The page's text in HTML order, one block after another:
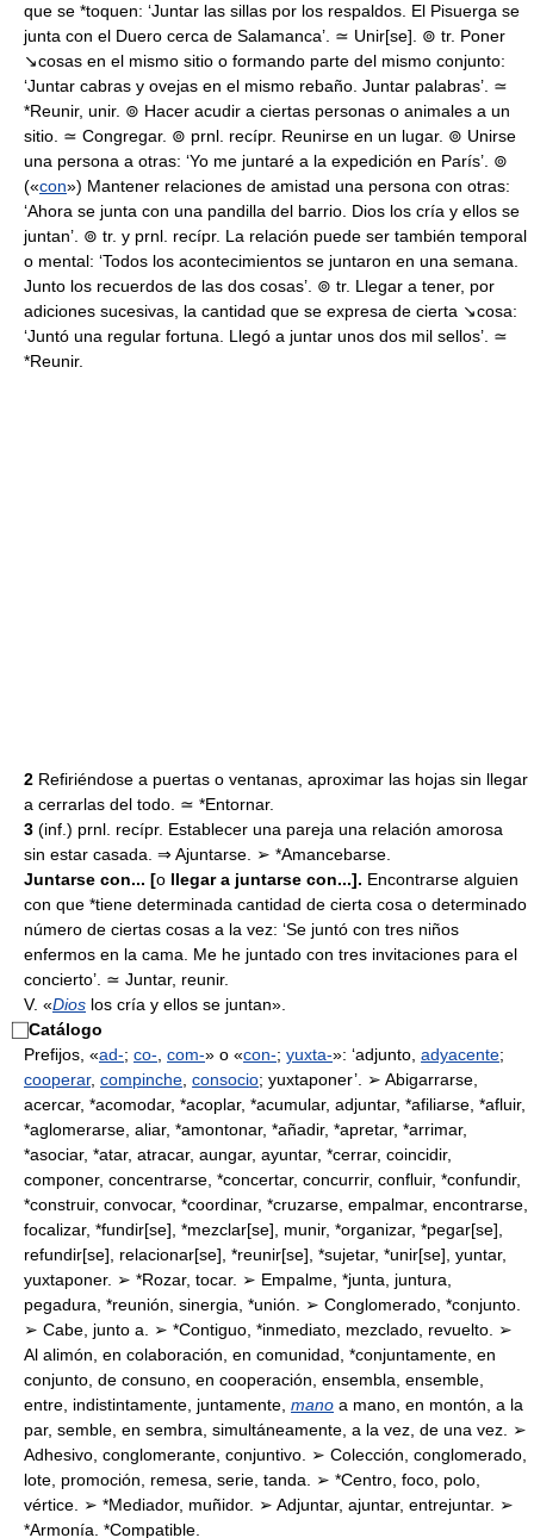
que se *toquen: ‘Juntar las sillas por los respaldos. El Pisuerga se
junta con el Duero cerca de Salamanca’. ≃ Unir[se]. ⊚ tr. Poner
↘cosas en el mismo sitio o formando parte del mismo conjunto:
‘Juntar cabras y ovejas en el mismo rebaño. Juntar palabras’. ≃
*Reunir, unir. ⊚ Hacer acudir a ciertas personas o animales a un
sitio. ≃ Congregar. ⊚ prnl. recípr. Reunirse en un lugar. ⊚ Unirse
una persona a otras: ‘Yo me juntaré a la expedición en París’. ⊚
(«con») Mantener relaciones de amistad una persona con otras:
‘Ahora se junta con una pandilla del barrio. Dios los cría y ellos se
juntan’. ⊚ tr. y prnl. recípr. La relación puede ser también temporal
o mental: ‘Todos los acontecimientos se juntaron en una semana.
Junto los recuerdos de las dos cosas’. ⊚ tr. Llegar a tener, por
adiciones sucesivas, la cantidad que se expresa de cierta ↘cosa:
‘Juntó una regular fortuna. Llegó a juntar unos dos mil sellos’. ≃
*Reunir.
2 Refiriéndose a puertas o ventanas, aproximar las hojas sin llegar
a cerrarlas del todo. ≃ *Entornar.
3 (inf.) prnl. recípr. Establecer una pareja una relación amorosa
sin estar casada. ⇒ Ajuntarse. ➢ *Amancebarse.
Juntarse con... [o llegar a juntarse con...]. Encontrarse alguien
con que *tiene determinada cantidad de cierta cosa o determinado
número de ciertas cosas a la vez: ‘Se juntó con tres niños
enfermos en la cama. Me he juntado con tres invitaciones para el
concierto’. ≃ Juntar, reunir.
V. «Dios los cría y ellos se juntan».
⃞Catálogo
Prefijos, «ad-; co- com-» o «con-; yuxta-»: ‘adjunto, adyacente;
cooperar, compinche consocio; yuxtaponer’. ➢ Abigarrarse,
acercar, *acomodar, *acoplar, *acumular, adjuntar, *afiliarse, *afluir,
*aglomerarse, aliar, *amontonar, *añadir, *apretar, *arrimar,
*asociar, *atar, atracar, aungar, ayuntar, *cerrar, coincidir,
componer, concentrarse, *concertar, concurrir, confluir, *confundir,
*construir, convocar, *coordinar, *cruzarse, empalmar, encontrarse,
focalizar, *fundir[se], *mezclar[se], munir, *organizar, *pegar[se],
refundir[se], relacionar[se], *reunir[se], *sujetar, *unir[se], yuntar,
yuxtaponer. ➢ *Rozar, tocar. ➢ Empalme, *junta, juntura,
pegadura, *reunión, sinergia, *unión. ➢ Conglomerado, *conjunto.
➢ Cabe, junto a. ➢ *Contiguo, *inmediato, mezclado, revuelto. ➢
Al alimón, en colaboración, en comunidad, *conjuntamente, en
conjunto, de consuno, en cooperación, ensembla, ensemble,
entre, indistintamente, juntamente, mano a mano, en montón, a la
par, semble, en sembra, simultáneamente, a la vez, de una vez. ➢
Adhesivo, conglomerante, conjuntivo. ➢ Colección, conglomerado,
lote, promoción, remesa, serie, tanda. ➢ *Centro, foco, polo,
vértice. ➢ *Mediador, muñidor. ➢ Adjuntar, ajuntar, entrejuntar. ➢
*Armonía. *Compatible.